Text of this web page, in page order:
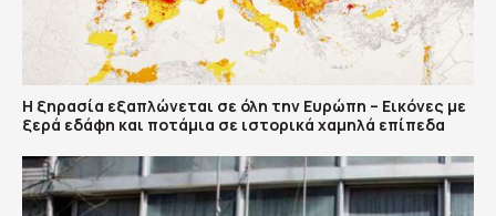
Η ξηρασία εξαπλώνεται σε όλη την Ευρώπη – Εικόνες με
ξερά εδάφη και ποτάμια σε ιστορικά χαμηλά επίπεδα